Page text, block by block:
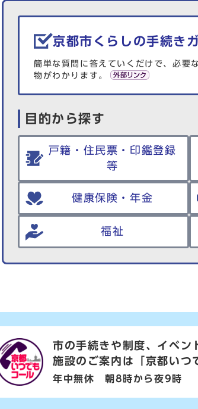
生活情報を探す
京都市くらしの手続き
簡単な質問に答えていくだけで、必要
物がわかります。
目的から探す
戸籍・住民票・印鑑登録
等
健康保険・年金
福祉
市の手続きや制度、イベン
施設のご案内は
「京都いつ
年中無休 朝8時から夜9時